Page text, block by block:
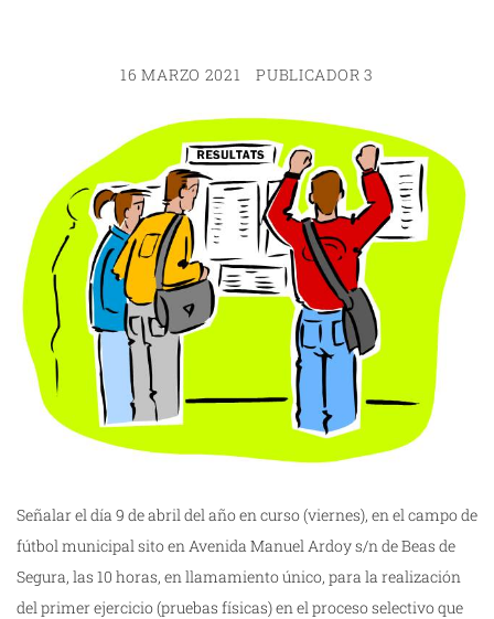
16 MARZO 2021 PUBLICADOR 3
Señalar el día 9 de abril del año en curso (viernes), en el campo de
fútbol municipal sito en Avenida Manuel Ardoy s/n de Beas de
Segura, las 10 horas, en llamamiento único, para la realización
del primer ejercicio (pruebas físicas) en el proceso selectivo que